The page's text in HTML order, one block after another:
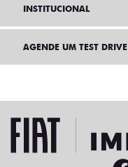
INSTITUCIONAL
AGENDE UM TEST DRIVE